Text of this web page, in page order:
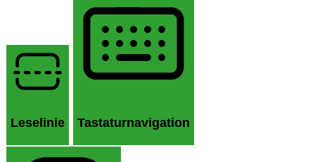
Leselinie Tastaturnavigation